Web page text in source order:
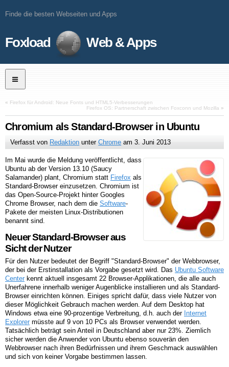
Finde die besten Webseiten und Apps
Foxload Web & Apps
« Firefox für Android: Neue Fonts und HTML5-Verbesserungen
Firefox OS: Partnerschaft zwischen Foxconn und Mozilla »
Chromium als Standard-Browser in Ubuntu
Verfasst von Redaktion unterChrome am3. Juni 2013
Im Mai wurde die Meldung veröffentlicht, dass
Ubuntu ab der Version 13.10 (Saucy
Salamander) plant, Chromium statt Firefox als
Standard-Browser einzusetzen. Chromium ist
das Open-Source-Projekt hinter Googles
Chrome Browser, nach dem die Software-
Pakete der meisten Linux-Distributionen
benannt sind.
Neuer Standard-Browser aus
Sicht der Nutzer
Für den Nutzer bedeutet der Begriff "Standard-Browser" der Webbrowser,
der bei der Erstinstallation als Vorgabe gesetzt wird. Das Ubuntu Software
Center kennt aktuell insgesamt 22 Browser-Applikationen, die alle auch
Unerfahrene innerhalb weniger Augenblicke installieren und als Standard-
Browser einrichten können. Einiges spricht dafür, dass viele Nutzer von
dieser Möglichkeit Gebrauch machen werden. Auf dem Desktop hat
Windows etwa eine 90-prozentige Verbreitung, d.h. auch der Internet
Explorer müsste auf 9 von 10 PCs als Browser verwendet werden.
Tatsächlich beträgt sein Anteil in Deutschland aber nur 23%. Ziemlich
sicher werden die Anwender von Ubuntu ebenso souverän den
Webbrowser nach ihren Bedürfnissen und ihrem Geschmack auswählen
und sich von keiner Vorgabe bestimmen lassen.